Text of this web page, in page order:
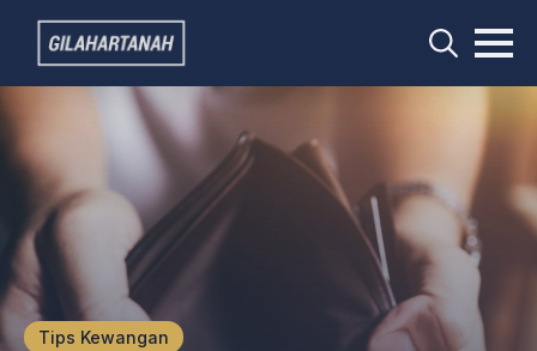
Search
Tips Kewangan